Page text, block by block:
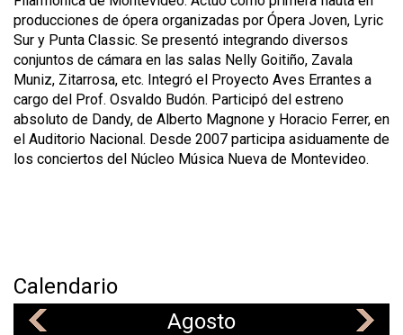
producciones de ópera organizadas por Ópera Joven, Lyric
Sur y Punta Classic. Se presentó integrando diversos
conjuntos de cámara en las salas Nelly Goitiño, Zavala
Muniz, Zitarrosa, etc. Integró el Proyecto Aves Errantes a
cargo del Prof. Osvaldo Budón. Participó del estreno
absoluto de Dandy, de Alberto Magnone y Horacio Ferrer, en
el Auditorio Nacional. Desde 2007 participa asiduamente de
los conciertos del Núcleo Música Nueva de Montevideo.
Calendario
Agosto